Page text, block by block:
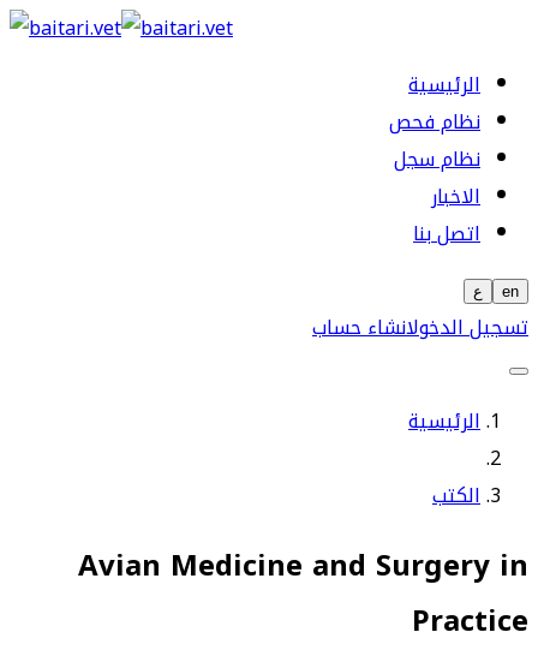
الرئيسية
نظام فحص
نظام سجل
الاخبار
اتصل بنا
en ع
تسجيل الدخولانشاء حساب
الرئيسية
الكتب
Avian Medicine and Surgery in
Practice